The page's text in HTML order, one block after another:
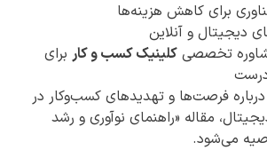
برای کاهش هزینه‌ها
دیجیتال و آنلاین
تخصصی کلینیک کسب و کار برای
فرصت‌ها و تهدیدهای کسب‌وکار در
مقاله «راهنمای نوآوری و رشد
می‌شود.